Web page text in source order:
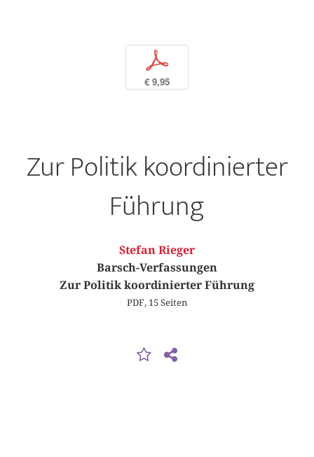
p
€ 9,95
Zur Politik koordinierter
Führung
Stefan Rieger
Barsch-Verfassungen
Zur Politik koordinierter Führung
PDF, 15 Seiten